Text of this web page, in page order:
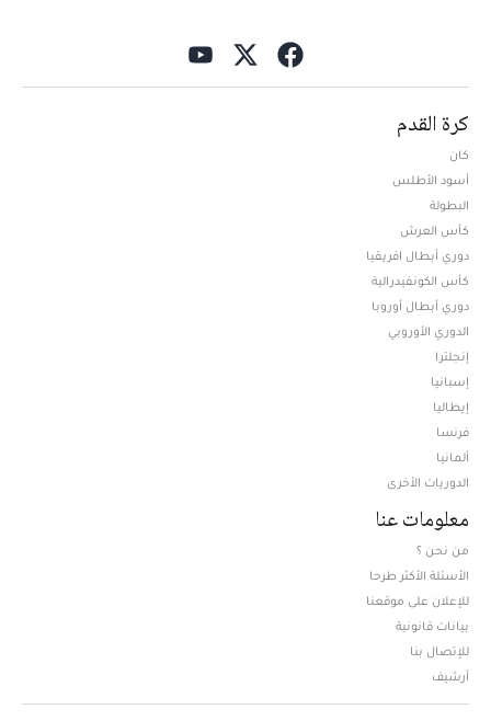
كرة القدم
كان
أسود الأطلس
البطولة
كأس العرش
دوري أبطال افريقيا
كأس الكونفيدرالية
دوري أبطال أوروبا
الدوري الأوروبي
إنجلترا
إسبانيا
إيطاليا
فرنسا
ألمانيا
الدوريات الأخرى
معلومات عنا
من نحن ؟
الأسئلة الأكثر طرحا
للإعلان على موقعنا
بيانات قانونية
للإتصال بنا
أرشيف